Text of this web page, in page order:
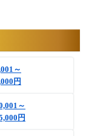
～
円
～
円